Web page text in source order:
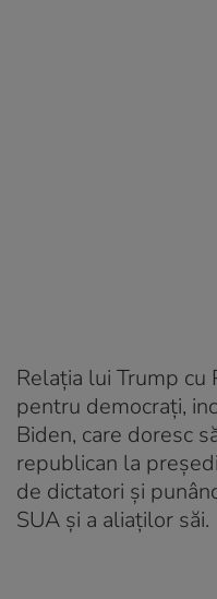
Relaţia lui Trump
pentru democraţi,
Biden, care doresc
republican la
de dictatori şi
SUA şi a aliaţilor săi.